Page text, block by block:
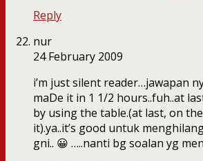
Reply
nur
24 February 2009
i’m just silent reader…jawapan
maDe it in 1 1/2 hours..fuh..at
by using the table.(at last, on
it).ya..it’s good untuk
gni.. 😀 …..nanti bg soalan yg